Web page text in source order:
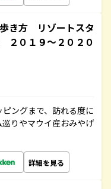
き方 リゾートスタ
０１９～２０２０
ングまで、訪れる度に
りやマウイ産おみやげ
詳細を見る